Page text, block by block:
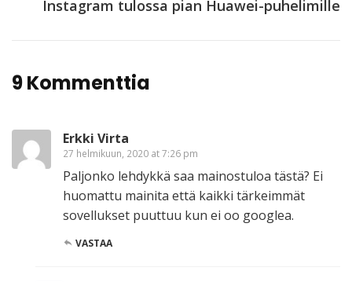
Instagram tulossa pian Huawei-puhelimille
9 Kommenttia
Erkki Virta
27 helmikuun, 2020 at 7:26 pm
Paljonko lehdykkä saa mainostuloa tästä? Ei
huomattu mainita että kaikki tärkeimmät
sovellukset puuttuu kun ei oo googlea.
VASTAA